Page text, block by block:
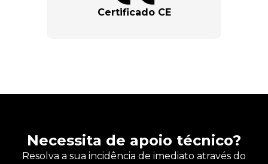
Certificado CE
Necessita de apoio técnico?
Resolva a sua incidência de imediato através do